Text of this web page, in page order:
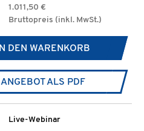
1.011,50 €
Bruttopreis (inkl. MwSt.)
IN DEN WARENKORB
ANGEBOT ALS PDF
Live-Webinar